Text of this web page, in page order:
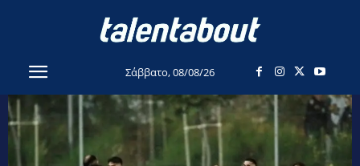
Σάββατο, 08/08/26